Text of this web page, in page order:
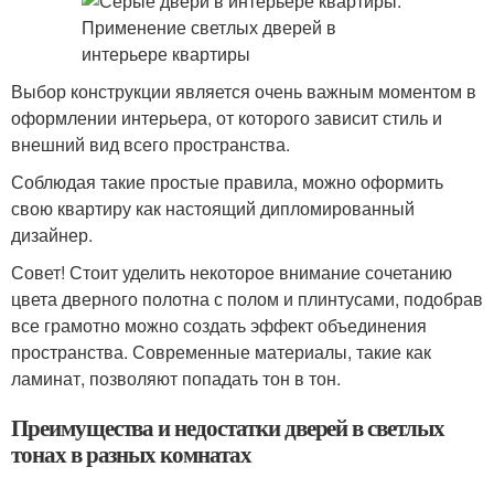
Выбор конструкции является очень важным моментом в
оформлении интерьера, от которого зависит стиль и
внешний вид всего пространства.
Соблюдая такие простые правила, можно оформить
свою квартиру как настоящий дипломированный
дизайнер.
Совет! Стоит уделить некоторое внимание сочетанию
цвета дверного полотна с полом и плинтусами, подобрав
все грамотно можно создать эффект объединения
пространства. Современные материалы, такие как
ламинат, позволяют попадать тон в тон.
Преимущества и недостатки дверей в светлых
тонах в разных комнатах